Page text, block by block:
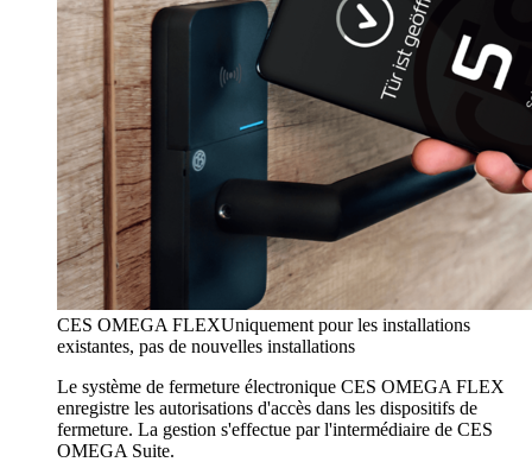
CES OMEGA FLEXUniquement pour les installations
existantes, pas de nouvelles installations
Le système de fermeture électronique CES OMEGA FLEX
enregistre les autorisations d'accès dans les dispositifs de
fermeture. La gestion s'effectue par l'intermédiaire de CES
OMEGA Suite.